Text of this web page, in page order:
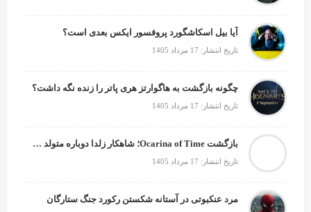
آیا بیل اسکاشگورد پروفسور ایکس بعدی است؟
تاریخ انتشار: 17 مرداد 1405
چگونه بازگشت به هاگوارتز هری پاتر را زنده نگه داشت؟
تاریخ انتشار: 17 مرداد 1405
بازگشت Ocarina of Time؛ شاهکار زلدا دوباره متولد می‌شود
تاریخ انتشار: 17 مرداد 1405
مرد عنکبوتی در آستانه شکستن رکورد جنگ ستارگان